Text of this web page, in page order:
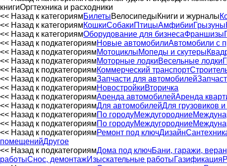
книгиОргтехника и расходники
<< Назад к категориямБилетыВелосипедыКниги и журналы
<< Назад к категориямКошкиСобакиПтицыАмфибииГрызуны
<< Назад к категориямОборудование для бизнесаФраншизы
<< Назад к подкатегориямНовые автомобилиАвтомобили с
<< Назад к подкатегориямМотоциклыМопеды и скутеры
<< Назад к подкатегориямМоторные лодкиВесельные лодки
<< Назад к подкатегориямКоммерческий транспорт
<< Назад к подкатегориямЗапчасти для автомобилей
<< Назад к подкатегориямНовостройкиВторичка
<< Назад к подкатегориямАренда автомобилейАренда
<< Назад к подкатегориямДля автомобилейДля грузовиков
<< Назад к подкатегориямПо городуМеждугородние
<< Назад к подкатегориямПо городуМеждугородние
<< Назад к подкатегориямРемонт под ключДизайн
помещенийДругое
<< Назад к подкатегориямДома под ключБани, гаражи,
работыСнос, демонтажИзыскательные работыГазификация